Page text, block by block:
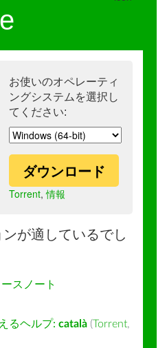
お使いのオペレーティ
ングシステムを選択し
てください:
ダウンロード
Torrent,情報
が適しているでし
スノート
るヘルプ: català (Torrent,